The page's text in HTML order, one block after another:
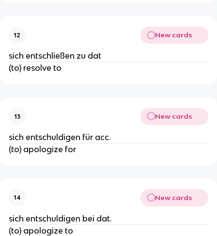
12 New cards
sich entschließen zu dat
(to) resolve to
13 New cards
sich entschuldigen für acc.
(to) apologize for
14 New cards
sich entschuldigen bei dat.
(to) apologize to